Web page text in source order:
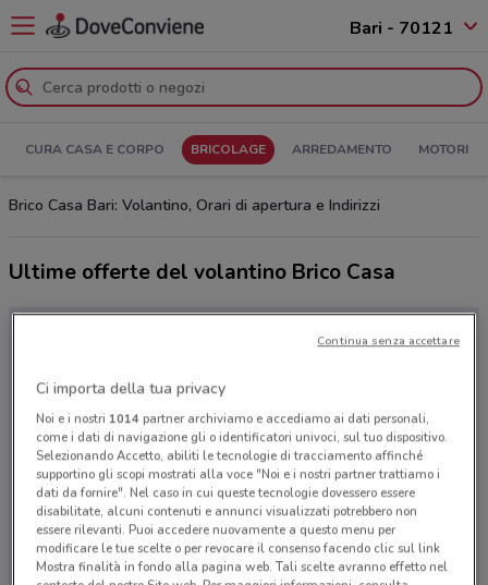
Bari - 70121
CURA CASA E CORPO BRICOLAGE ARREDAMENTO MOTORI
Brico Casa Bari: Volantino, Orari di apertura e Indirizzi
Ultime offerte del volantino Brico Casa
Ci dispiace, al momento non abbiamo pubblicato
Ci importa della tua privacy
Noi e i nostri 1014partner archiviamo e accediamo ai dati personali,
come i dati di navigazione gli o identificatori univoci, sul tuo dispositivo.
Selezionando Accetto, abiliti le tecnologie di tracciamento affinché
supportino gli scopi mostrati alla voce "Noi e i nostri partner trattiamo i
dati da fornire". Nel caso in cui queste tecnologie dovessero essere
disabilitate, alcuni contenuti e annunci visualizzati potrebbero non
essere rilevanti. Puoi accedere nuovamente a questo menu per
modificare le tue scelte o per revocare il consenso facendo clic sul link
Mostra finalità in fondo alla pagina web. Tali scelte avranno effetto nel
Continua senza accettare